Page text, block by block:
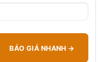
BÁO GIÁ NHANH →